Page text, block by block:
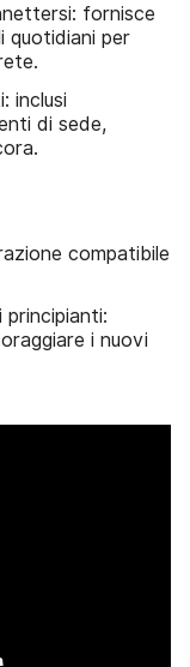
fornisce
quotidiani per
inclusi
di sede,
compatibile
i nuovi